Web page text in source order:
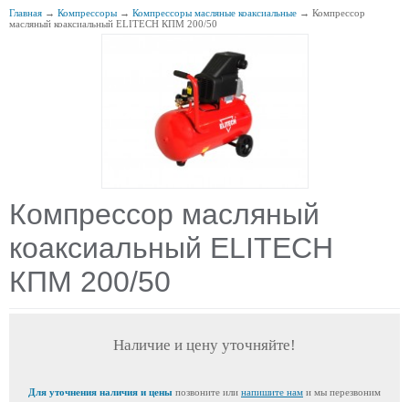
Главная → Компрессоры → Компрессоры масляные коаксиальные → Компрессор
масляный коаксиальный ELITECH КПМ 200/50
Компрессор масляный
коаксиальный ELITECH
КПМ 200/50
Наличие и цену уточняйте!
Для уточнения наличия и цены позвоните или напишите нам и мы перезвоним